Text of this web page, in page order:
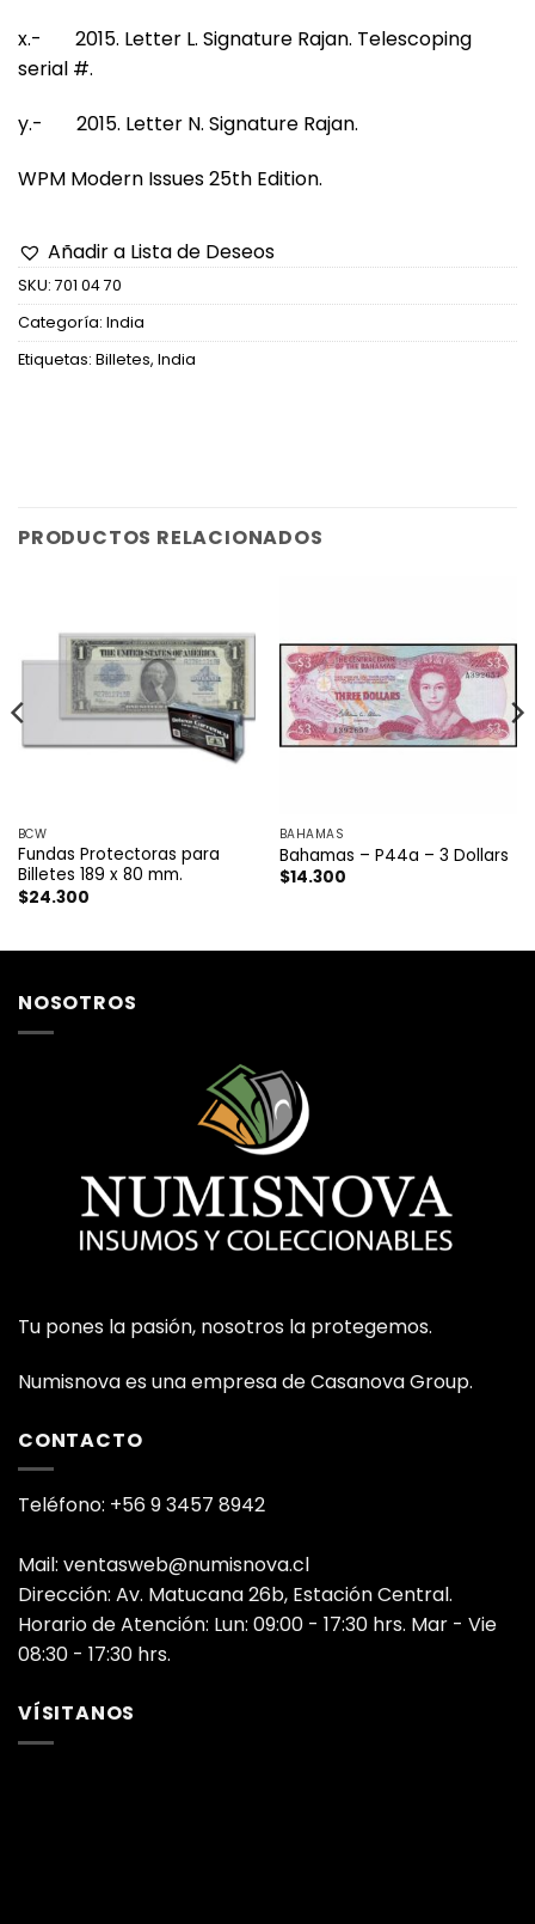
x.- 2015. Letter L. Signature Rajan. Telescoping
serial #.
y.- 2015. Letter N. Signature Rajan.
WPM Modern Issues 25th Edition.
Añadir a Lista de Deseos
SKU: 701 04 70
Categoría: India
Etiquetas: Billetes, India
PRODUCTOS RELACIONADOS
BCW
Fundas Protectoras para
Billetes 189 x 80 mm.
$24.300
BAHAMAS
Bahamas – P44a – 3 Dollars
$14.300
NOSOTROS
Tu pones la pasión, nosotros la protegemos.
Numisnova es una empresa de Casanova Group.
CONTACTO
Teléfono: +56 9 3457 8942
Mail: ventasweb@numisnova.cl
Dirección: Av. Matucana 26b, Estación Central.
Horario de Atención: Lun: 09:00 - 17:30 hrs. Mar - Vie
08:30 - 17:30 hrs.
VÍSITANOS